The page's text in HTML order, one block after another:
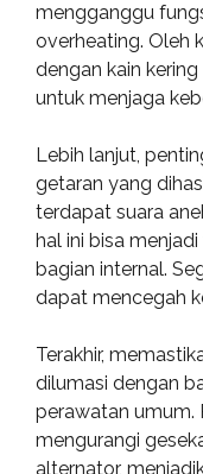
mengganggu
overheating. Oleh
dengan kain
untuk menjaga
Lebih lanjut,
getaran yang
terdapat suara
hal ini bisa
bagian internal.
dapat mencegah
Terakhir,
dilumasi dengan
perawatan umum.
mengurangi
alternator,